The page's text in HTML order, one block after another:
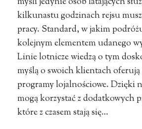
kilkunastu godzinach rejsu
pracy. Standard, w jakim
kolejnym elementem udanego
Linie lotnicze wiedzą o tym
myślą o swoich klientach oferują
programy lojalnościowe. Dzięki
mogą korzystać z dodatkowych
które z czasem stają się…